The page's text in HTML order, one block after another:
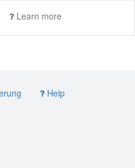
Learn more
Help